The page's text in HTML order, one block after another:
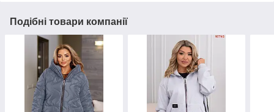
Подібні товари компанії